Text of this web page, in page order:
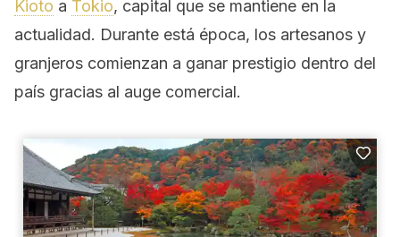
Kioto a Tokio, capital que se mantiene en la
actualidad. Durante está época, los artesanos y
granjeros comienzan a ganar prestigio dentro del
país gracias al auge comercial.